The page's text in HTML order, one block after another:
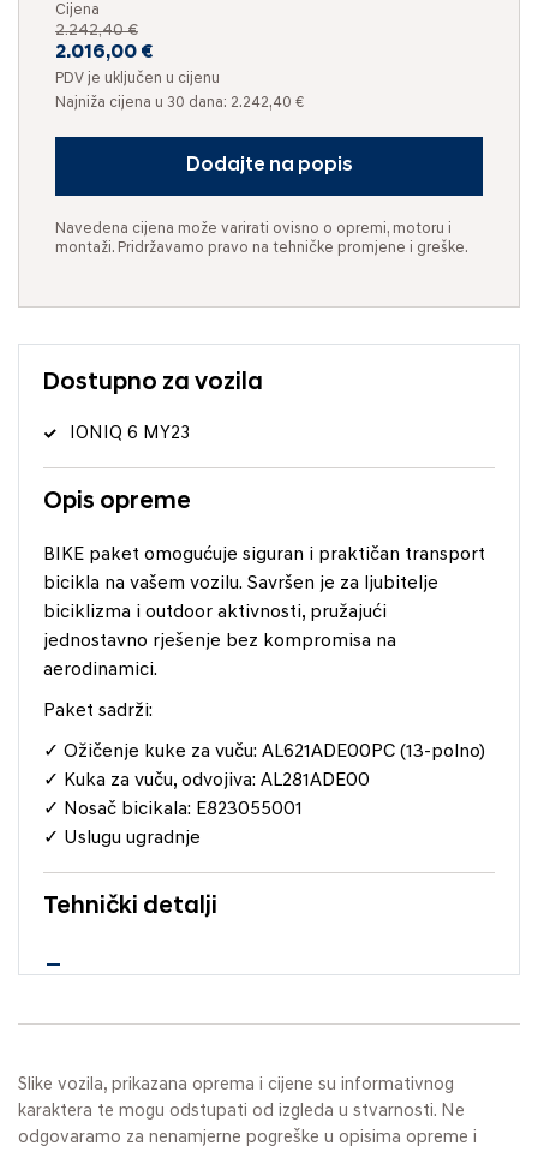
Cijena
2.242,40 €
2.016,00 €
PDV je uključen u cijenu
Najniža cijena u 30 dana: 2.242,40 €
Dodajte na popis
Navedena cijena može varirati ovisno o opremi, motoru i
montaži. Pridržavamo pravo na tehničke promjene i greške.
Dostupno za vozila
IONIQ 6 MY23
Opis opreme
BIKE paket omogućuje siguran i praktičan transport
bicikla na vašem vozilu. Savršen je za ljubitelje
biciklizma i outdoor aktivnosti, pružajući
jednostavno rješenje bez kompromisa na
aerodinamici.
Paket sadrži:
✓ Ožičenje kuke za vuču: AL621ADE00PC (13-polno)
✓ Kuka za vuču, odvojiva: AL281ADE00
✓ Nosač bicikala: E823055001
✓ Uslugu ugradnje
Tehnički detalji
Slike vozila, prikazana oprema i cijene su informativnog
karaktera te mogu odstupati od izgleda u stvarnosti. Ne
odgovaramo za nenamjerne pogreške u opisima opreme i